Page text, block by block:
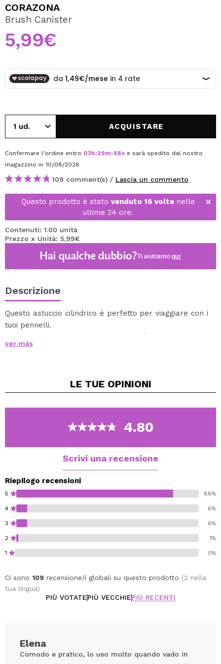
Creando un account su Maquibeauty.it potrai fare i tuoi
acquisti velocemente, controllare lo stato dei tuoi ordini e
consultare le tue operazioni precedenti.
CREARE UN ACCOUNT
CORAZONA
Brush Canister
5,99€
ACQUISTARE
Confermare l'ordine entro 03h:29m:48s e sarà spedito dal nostro
magazzino in 10/08/2026
109 comment(s) / Lascia un commento
Questo prodotto è stato venduto 16 volte nelle
ultime 24 ore.
Contenuti: 1.00 unità
Prezzo x Unità: 5,99€
Hai qualche dubbio?Ti aiutiamoqui
Descrizione
Questo astuccio cilindrico è perfetto per viaggiare con i
tuoi pennelli.
Una volta aperto, separa le due metà per sostenere i
tuoi pennelli mentre li usi.
Dimensione regolabile perfetta per qualsiasi
5 altezze differenti.
Il materiale in plastica è igienico e facile da pulire.
Altezza minima: 15,7cm
ver más
LE TUE OPINIONI
4.80
Scrivi una recensione
Riepilogo recensioni
5 86%
4 6%
3 6%
2 1%
1 0%
Ci sono 109 recensione/i globali su questo prodotto (2 nella
tua lingua)
PIÙ VOTATEPIÙ VECCHIEPIÙ RECENTI
Elena
Comodo e pratico, lo uso molto quando vado in